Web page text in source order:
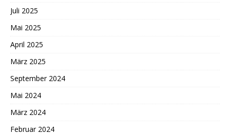
Juli 2025
Mai 2025
April 2025
März 2025
September 2024
Mai 2024
März 2024
Februar 2024